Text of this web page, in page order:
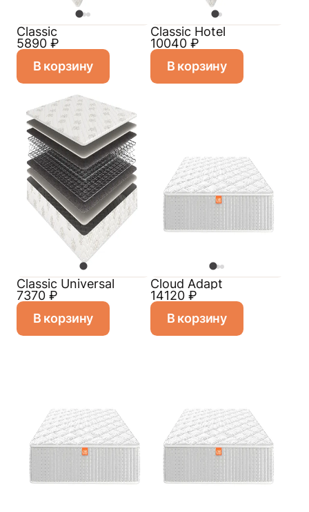
Classic
5890 ₽
В корзину
Classic Hotel
10040 ₽
В корзину
Classiс Universal
7370 ₽
В корзину
Cloud Adapt
14120 ₽
В корзину